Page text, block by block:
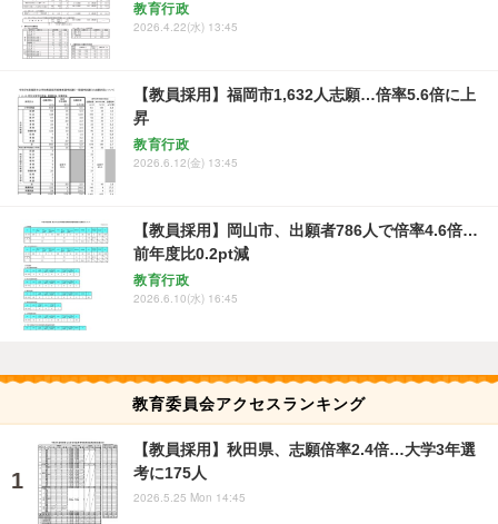
教育行政
2026.4.22(水) 13:45
【教員採用】福岡市1,632人志願…倍率5.6倍に上
昇
教育行政
2026.6.12(金) 13:45
【教員採用】岡山市、出願者786人で倍率4.6倍…
前年度比0.2pt減
教育行政
2026.6.10(水) 16:45
教育委員会アクセスランキング
【教員採用】秋田県、志願倍率2.4倍…大学3年選
考に175人
2026.5.25 Mon 14:45